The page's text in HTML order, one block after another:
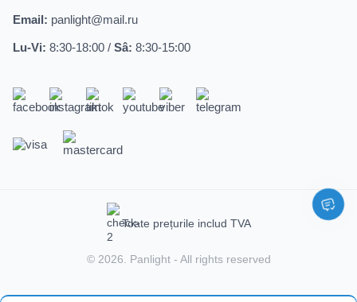
Email: panlight@mail.ru
Lu-Vi: 8:30-18:00 / Sâ: 8:30-15:00
© 2026. Panlight- All rights reserved
Toate prețurile includ TVA